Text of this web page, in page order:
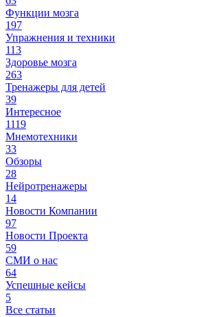
Функции мозга
197
Упражнения и техники
113
Здоровье мозга
263
Тренажеры для детей
39
Интересное
1119
Мнемотехники
33
Обзоры
28
Нейротренажеры
14
Новости Компании
97
Новости Проекта
59
СМИ о нас
64
Успешные кейсы
5
Все статьи